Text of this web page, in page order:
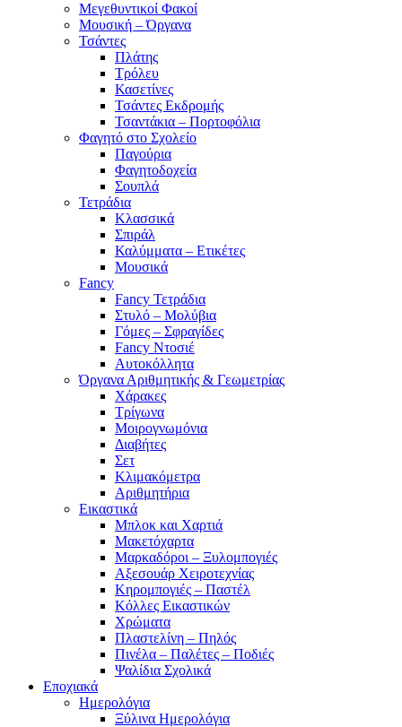
Μεγεθυντικοί Φακοί
Μουσική – Όργανα
Τσάντες
Πλάτης
Τρόλευ
Κασετίνες
Τσάντες Εκδρομής
Τσαντάκια – Πορτοφόλια
Φαγητό στο Σχολείο
Παγούρια
Φαγητοδοχεία
Σουπλά
Τετράδια
Κλασσικά
Σπιράλ
Καλύμματα – Ετικέτες
Μουσικά
Fancy
Fancy Τετράδια
Στυλό – Μολύβια
Γόμες – Σφραγίδες
Fancy Ντοσιέ
Αυτοκόλλητα
Όργανα Αριθμητικής & Γεωμετρίας
Χάρακες
Τρίγωνα
Mοιρογνωμόνια
Διαβήτες
Σετ
Κλιμακόμετρα
Αριθμητήρια
Εικαστικά
Μπλοκ και Χαρτιά
Μακετόχαρτα
Μαρκαδόροι – Ξυλομπογιές
Αξεσουάρ Χειροτεχνίας
Κηρομπογιές – Παστέλ
Κόλλες Εικαστικών
Χρώματα
Πλαστελίνη – Πηλός
Πινέλα – Παλέτες – Ποδιές
Ψαλίδια Σχολικά
Εποχιακά
Ημερολόγια
Ξύλινα Ημερολόγια